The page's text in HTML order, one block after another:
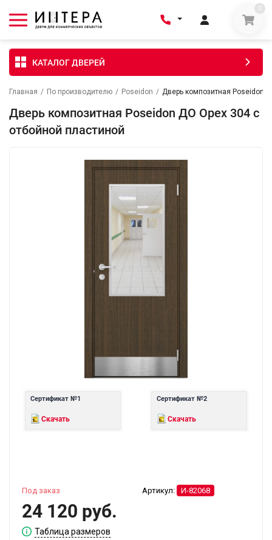
0
КАТАЛОГ ДВЕРЕЙ
Главная / По производителю / Poseidon / Дверь композитная Poseidon
Дверь композитная Poseidon ДО Орех 304 с
отбойной пластиной
Сертификат №1
Скачать
Сертификат №2
Скачать
Артикул: И-82068
Под заказ
24 120 руб.
Таблица размеров